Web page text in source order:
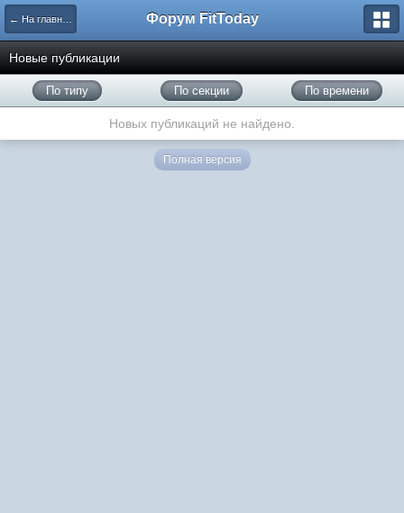
← На главную Форум FitToday
Новые публикации
По типу По секции По времени
Новых публикаций не найдено.
Полная версия